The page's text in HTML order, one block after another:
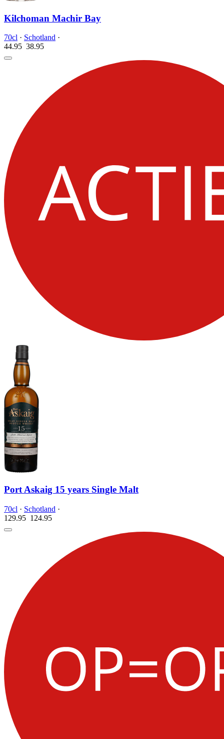
Kilchoman Machir Bay
70cl · Schotland ·
44.95 38.95
Port Askaig 15 years Single Malt
70cl · Schotland ·
129.95 124.95